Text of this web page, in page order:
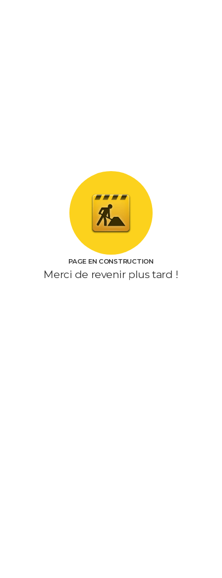
PAGE EN CONSTRUCTION
Merci de revenir plus tard !